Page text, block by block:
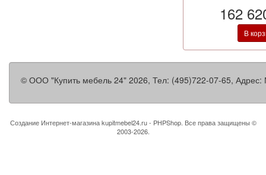
162
В
© ООО "Купить мебель 24" 2026, Тел: (495)722-07-65, Адрес:
Создание Интернет-магазинаkupitmebel24.ru - PHPShop. Все права защищены ©
2003-2026.